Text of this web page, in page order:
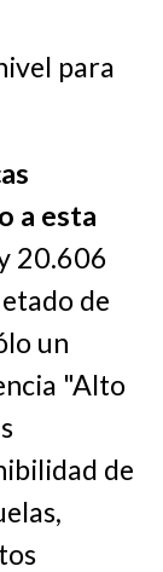
para
a esta
20.606
de
un
"Alto
de